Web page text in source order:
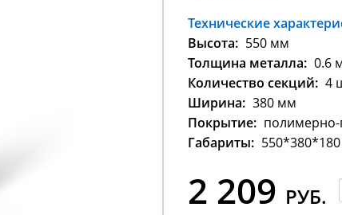
Технические
Высота: 550 мм
Толщина металла: 0.6
Количество секций: 4
Ширина: 380 мм
Покрытие:
Габариты:
2 209 РУБ.